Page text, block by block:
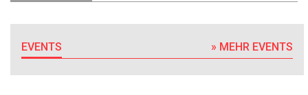
EVENTS » MEHR EVENTS